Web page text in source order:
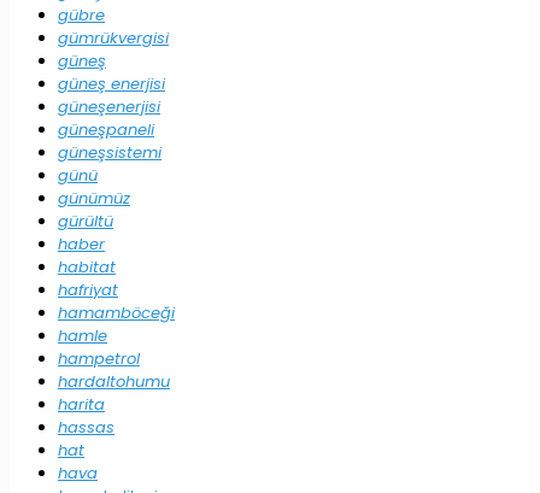
gübre
gümrükvergisi
güneş
güneş enerjisi
güneşenerjisi
güneşpaneli
güneşsistemi
günü
günümüz
gürültü
haber
habitat
hafriyat
hamamböceği
hamle
hampetrol
hardaltohumu
harita
hassas
hat
hava